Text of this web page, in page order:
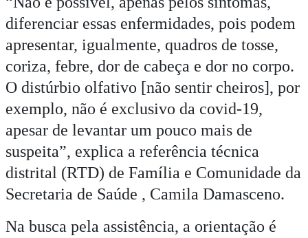
diferenciar essas enfermidades, pois podem
apresentar, igualmente, quadros de tosse,
coriza, febre, dor de cabeça e dor no corpo.
O distúrbio olfativo [não sentir cheiros], por
exemplo, não é exclusivo da covid-19,
apesar de levantar um pouco mais de
suspeita”, explica a referência técnica
distrital (RTD) de Família e Comunidade da
Secretaria de Saúde , Camila Damasceno.
Na busca pela assistência, a orientação é